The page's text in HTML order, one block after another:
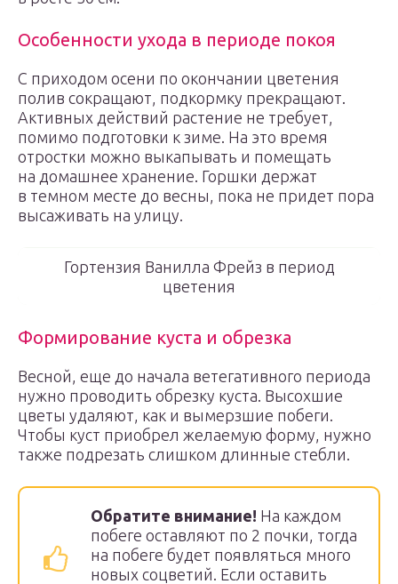
Особенности ухода в периоде покоя
С приходом осени по окончании цветения
полив сокращают, подкормку прекращают.
Активных действий растение не требует,
помимо подготовки к зиме. На это время
отростки можно выкапывать и помещать
на домашнее хранение. Горшки держат
в темном месте до весны, пока не придет пора
высаживать на улицу.
Гортензия Ванилла Фрейз в период
цветения
Формирование куста и обрезка
Весной, еще до начала ветегативного периода
нужно проводить обрезку куста. Высохшие
цветы удаляют, как и вымерзшие побеги.
Чтобы куст приобрел желаемую форму, нужно
также подрезать слишком длинные стебли.
Обратите внимание! На каждом
побеге оставляют по 2 почки, тогда
на побеге будет появляться много
новых соцветий. Если оставить